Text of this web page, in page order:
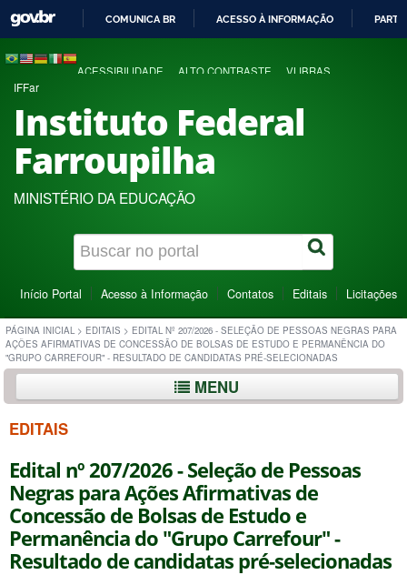
COMUNICA BR ACESSO À INFORMAÇÃO
ACESSIBILIDADE ALTO CONTRASTE VLIBRAS
IFFar
Instituto Federal
Farroupilha
MINISTÉRIO DA EDUCAÇÃO
Início Portal Acesso à Informação Contatos Editais Licitações
PÁGINA INICIAL > EDITAIS > EDITAL Nº 207/2026 - SELEÇÃO DE PESSOAS NEGRAS PARA
AÇÕES AFIRMATIVAS DE CONCESSÃO DE BOLSAS DE ESTUDO E PERMANÊNCIA DO
"GRUPO CARREFOUR" - RESULTADO DE CANDIDATAS PRÉ-SELECIONADAS
MENU
EDITAIS
Edital nº 207/2026 - Seleção de Pessoas
Negras para Ações Afirmativas de
Concessão de Bolsas de Estudo e
Permanência do "Grupo Carrefour" -
Resultado de candidatas pré-selecionadas